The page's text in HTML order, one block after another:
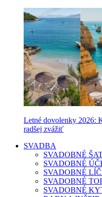
Letné dovolenky 2026:
radšej zvážiť
SVADBA
SVADOBNÉ
SVADOBNÉ
SVADOBNÉ
SVADOBNÉ
SVADOBNÉ